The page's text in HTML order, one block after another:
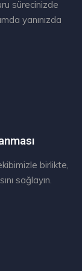
sürecinizde
yanınızda
birlikte,
sağlayın.